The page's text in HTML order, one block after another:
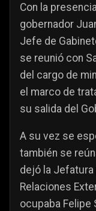
Con la
gobernador
Jefe de
se reunió con
del cargo de
el marco de
su salida del
A su vez se
también se
dejó la Jefatura
Relaciones
ocupaba Felipe